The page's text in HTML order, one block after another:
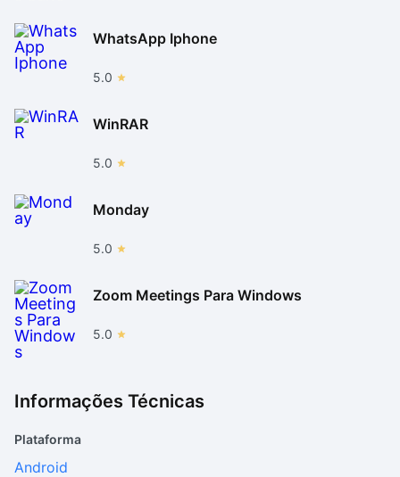
WhatsApp Iphone
5.0
WinRAR
5.0
Monday
5.0
Zoom Meetings Para Windows
5.0
Informações Técnicas
Plataforma
Android